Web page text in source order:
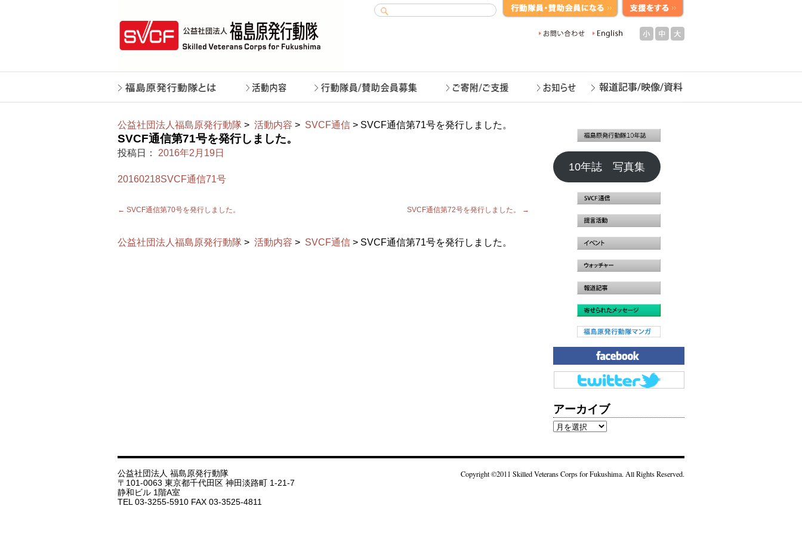
小 中 大
公益社団法人福島原発行動隊 > 活動内容 > SVCF通信 > SVCF通信第71号を発行しました。
SVCF通信第71号を発行しました。
投稿日： 2016年2月19日
20160218SVCF通信71号
← SVCF通信第70号を発行しました。 SVCF通信第72号を発行しました。 →
公益社団法人福島原発行動隊 > 活動内容 > SVCF通信 > SVCF通信第71号を発行しました。
10年誌 写真集
アーカイブ
ア
ブ
公益社団法人 福島原発行動隊
〒101-0063 東京都千代田区 神田淡路町 1-21-7
静和ビル 1階A室
TEL 03-3255-5910 FAX 03-3525-4811
Copyright ©2011 Skilled Veterans Corps for Fukushima. All Rights Reserved.